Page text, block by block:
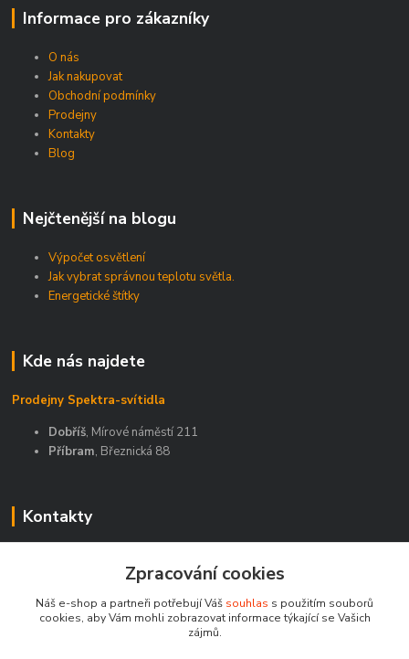
Informace pro zákazníky
O nás
Jak nakupovat
Obchodní podmínky
Prodejny
Kontakty
Blog
Nejčtenější na blogu
Výpočet osvětlení
Jak vybrat správnou teplotu světla.
Energetické štítky
Kde nás najdete
Prodejny Spektra-svítidla
Dobříš, Mírové náměstí 211
Příbram, Březnická 88
Kontakty
+420 603 811 188
spektra-svitidla@seznam.cz
Zpracování cookies
Náš e-shop a partneři potřebují Váš souhlas s použitím souborů
cookies, aby Vám mohli zobrazovat informace týkající se Vašich
zájmů.